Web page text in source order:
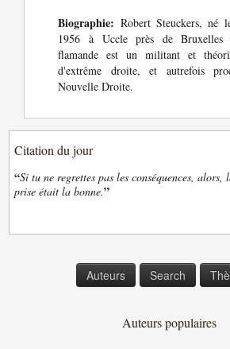
Biographie: Robert Steuckers, né
1956 à Uccle près de Bruxelles
flamande est un militant et
d'extrême droite, et autrefois
Nouvelle Droite.
Citation du jour
“Si tu ne regrettes pas les conséquences, alors,
prise était la bonne.”
Auteurs Search
Auteurs populaires